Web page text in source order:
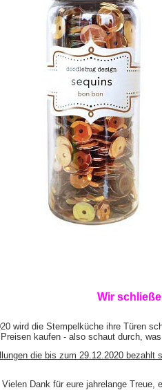
Wir
wird die Stempelküche ihre Türen
Preisen kaufen - also schaut durch,
die bis zum 29.12.2020 bezahlt
Vielen Dank für eure jahrelange